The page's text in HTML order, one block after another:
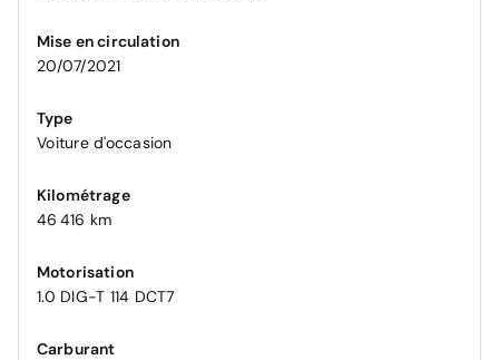
Mise en circulation
20/07/2021
Type
Voiture d'occasion
Kilométrage
46 416 km
Motorisation
1.0 DIG-T 114 DCT7
Carburant